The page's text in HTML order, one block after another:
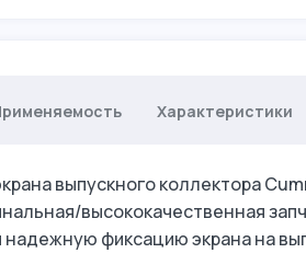
Характеристики
выпускного коллектора
высококачественная
фиксацию экрана на